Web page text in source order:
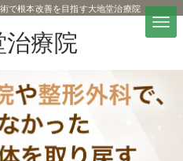
で根本改善を目指す大地堂治療院
治療院